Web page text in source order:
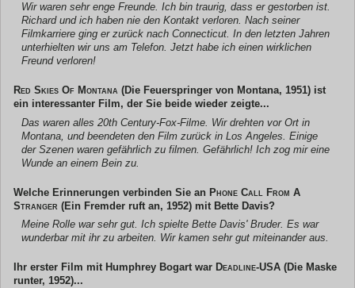
Wir waren sehr enge Freunde. Ich bin traurig, dass er gestorben ist.
Richard und ich haben nie den Kontakt verloren. Nach seiner
Filmkarriere ging er zurück nach Connecticut. In den letzten Jahren
unterhielten wir uns am Telefon. Jetzt habe ich einen wirklichen
Freund verloren!
Red Skies Of Montana (Die Feuerspringer von Montana, 1951) ist
ein interessanter Film, der Sie beide wieder zeigte...
Das waren alles 20th Century-Fox-Filme. Wir drehten vor Ort in
Montana, und beendeten den Film zurück in Los Angeles. Einige
der Szenen waren gefährlich zu filmen. Gefährlich! Ich zog mir eine
Wunde an einem Bein zu.
Welche Erinnerungen verbinden Sie an Phone Call From A
Stranger (Ein Fremder ruft an, 1952) mit Bette Davis?
Meine Rolle war sehr gut. Ich spielte Bette Davis' Bruder. Es war
wunderbar mit ihr zu arbeiten. Wir kamen sehr gut miteinander aus.
Ihr erster Film mit Humphrey Bogart war Deadline-USA (Die Maske
runter, 1952)...